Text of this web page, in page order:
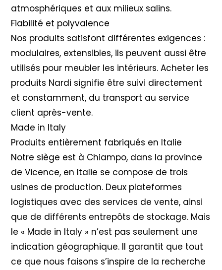
atmosphériques et aux milieux salins.
Fiabilité et polyvalence
Nos produits satisfont différentes exigences :
modulaires, extensibles, ils peuvent aussi être
utilisés pour meubler les intérieurs. Acheter les
produits Nardi signifie être suivi directement
et constamment, du transport au service
client après-vente.
Made in Italy
Produits entièrement fabriqués en Italie
Notre siège est à Chiampo, dans la province
de Vicence, en Italie se compose de trois
usines de production. Deux plateformes
logistiques avec des services de vente, ainsi
que de différents entrepôts de stockage. Mais
le « Made in Italy » n’est pas seulement une
indication géographique. Il garantit que tout
ce que nous faisons s’inspire de la recherche